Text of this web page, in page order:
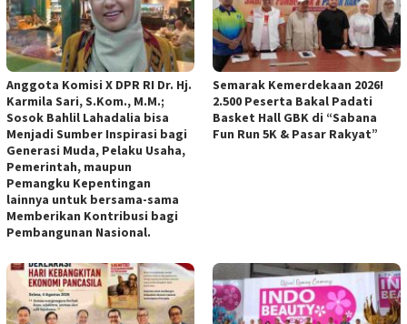
Anggota Komisi X DPR RI Dr. Hj.
Karmila Sari, S.Kom., M.M.;
Sosok Bahlil Lahadalia bisa
Menjadi Sumber Inspirasi bagi
Generasi Muda, Pelaku Usaha,
Pemerintah, maupun
Pemangku Kepentingan
lainnya untuk bersama-sama
Memberikan Kontribusi bagi
Pembangunan Nasional.
Semarak Kemerdekaan 2026!
2.500 Peserta Bakal Padati
Basket Hall GBK di “Sabana
Fun Run 5K & Pasar Rakyat”